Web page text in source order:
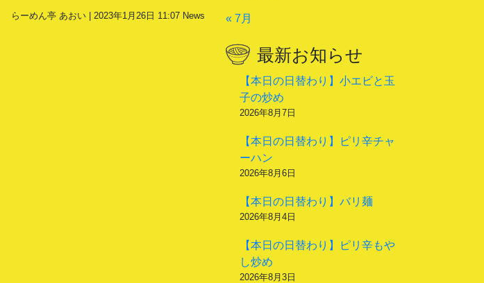
らーめん亭 あおい | 2023年1月26日 11:07 News « 7月
最新お知らせ
【本日の日替わり】小エビと玉
子の炒め
2026年8月7日
【本日の日替わり】ピリ辛チャ
ーハン
2026年8月6日
【本日の日替わり】バリ麺
2026年8月4日
【本日の日替わり】ピリ辛もや
し炒め
2026年8月3日